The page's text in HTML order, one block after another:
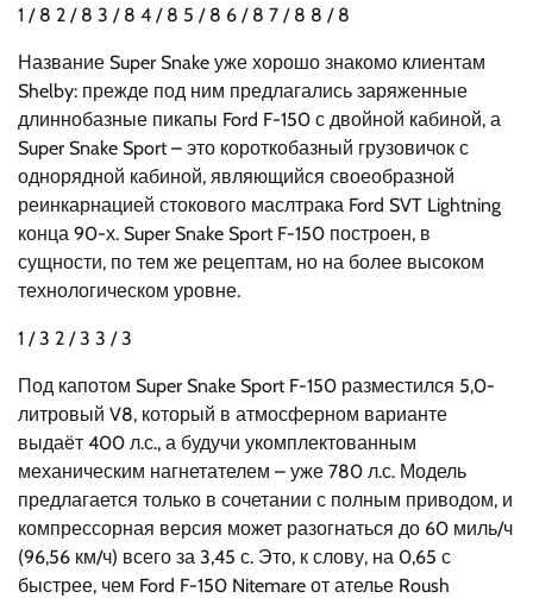
1 / 8 2 / 8 3 / 8 4 / 8 5 / 8 6 / 8 7 / 8 8 / 8
Название Super Snake уже хорошо знакомо клиентам
Shelby: прежде под ним предлагались заряженные
длиннобазные пикапы Ford F-150 с двойной кабиной, а
Super Snake Sport – это короткобазный грузовичок с
однорядной кабиной, являющийся своеобразной
реинкарнацией стокового маслтрака Ford SVT Lightning
конца 90-х. Super Snake Sport F-150 построен, в
сущности, по тем же рецептам, но на более высоком
технологическом уровне.
1 / 3 2 / 3 3 / 3
Под капотом Super Snake Sport F-150 разместился 5,0-
литровый V8, который в атмосферном варианте
выдаёт 400 л.с., а будучи укомплектованным
механическим нагнетателем – уже 780 л.с. Модель
предлагается только в сочетании с полным приводом, и
компрессорная версия может разогнаться до 60 миль/ч
(96,56 км/ч) всего за 3,45 с. Это, к слову, на 0,65 с
быстрее, чем Ford F-150 Nitemare от ателье Roush